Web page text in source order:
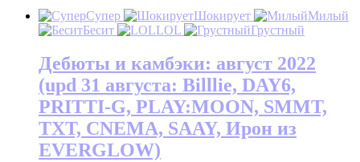
Супер
Шокирует
Милый
Бесит
LOL Грустный
Дебюты и камбэки: август 2022
(upd 31 августа: Billlie, DAY6,
PRITTI-G, PLAY:MOON, SMMT,
TXT, CNEMA, SAAY, Ирон из
EVERGLOW)